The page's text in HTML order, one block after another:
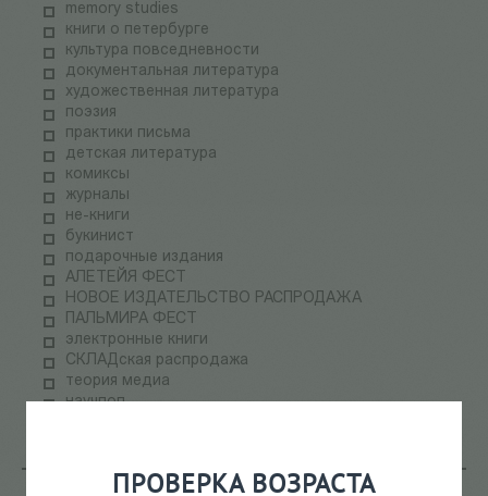
ПРОВЕРКА ВОЗРАСТА
memory studies
книги о петербурге
культура повседневности
документальная литература
художественная литература
поэзия
практики письма
детская литература
комиксы
журналы
не-книги
букинист
подарочные издания
АЛЕТЕЙЯ ФЕСТ
НОВОЕ ИЗДАТЕЛЬСТВО РАСПРОДАЖА
ПАЛЬМИРА ФЕСТ
электронные книги
СКЛАДская распродажа
теория медиа
научпоп